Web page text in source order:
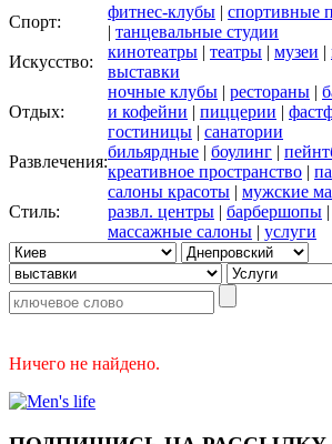
Спорт:
фитнес-клубы | спортивные
| танцевальные студии
Искусство:
кинотеатры | театры | музеи |
выставки
Отдых:
ночные клубы | рестораны |
и кофейни | пиццерии |
гостиницы | санатории
Развлечения:
бильярдные | боулинг |
креативное пространство |
Стиль:
салоны красоты | мужские
развл. центры | барбершопы |
массажные салоны | услуги
Ничего не найдено.